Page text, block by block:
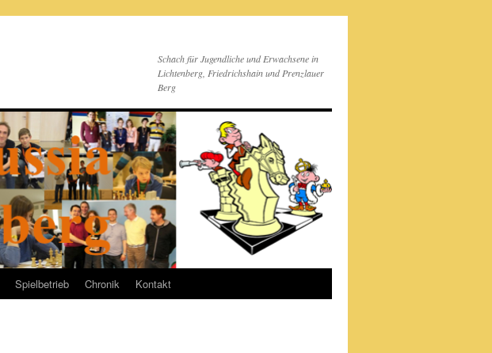
Schach für Jugendliche und Erwachsene in
Lichtenberg, Friedrichshain und Prenzlauer
Berg
Spielbetrieb Chronik Kontakt